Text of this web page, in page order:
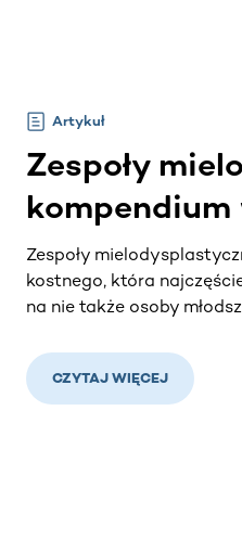
Artykuł
Zespoły
kompendium
Zespoły
kostnego, która
na nie także osoby
CZYTAJ WIĘCEJ